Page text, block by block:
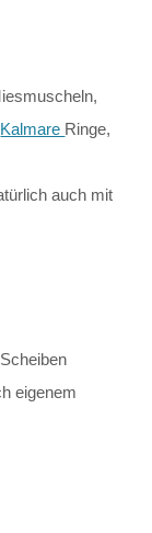
Kalmare Ringe,
auch mit
eigenem